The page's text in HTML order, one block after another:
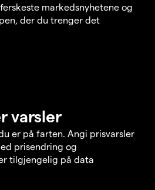
markedsnyhetene og
der du trenger det
varsler
er på farten. Angi prisvarsler
prisendring og
tilgjengelig på data